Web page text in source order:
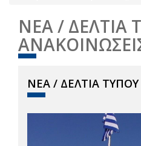
ΝΕΑ / ΔΕΛΤΙΑ
ΝΕΑ / ΔΕΛΤΙΑ ΤΥΠΟΥ